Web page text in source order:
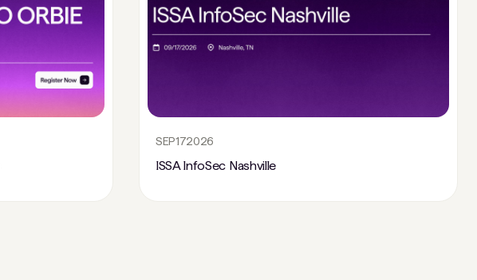
SEP172026
ISSA InfoSec Nashville